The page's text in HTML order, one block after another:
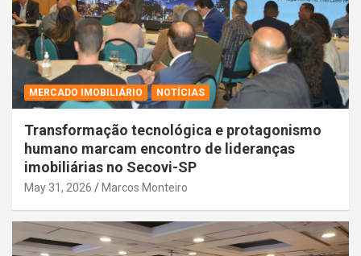
MERCADO IMOBILIÁRIO NOTÍCIAS
Transformação tecnológica e protagonismo
humano marcam encontro de lideranças
imobiliárias no Secovi-SP
May 31, 2026 Marcos Monteiro